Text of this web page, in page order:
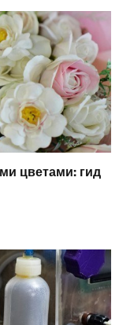
цветами: гид